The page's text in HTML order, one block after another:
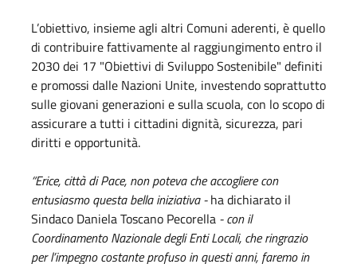
L’obiettivo, insieme agli altri Comuni aderenti, è quello
di contribuire fattivamente al raggiungimento entro il
2030 dei 17 "Obiettivi di Sviluppo Sostenibile" definiti
e promossi dalle Nazioni Unite, investendo soprattutto
sulle giovani generazioni e sulla scuola, con lo scopo di
assicurare a tutti i cittadini dignità, sicurezza, pari
diritti e opportunità.
“Erice, città di Pace, non poteva che accogliere con
entusiasmo questa bella iniziativa -ha dichiarato il
Sindaco Daniela Toscano Pecorella- con il
Coordinamento Nazionale degli Enti Locali, che ringrazio
per l’impegno costante profuso in questi anni, faremo in